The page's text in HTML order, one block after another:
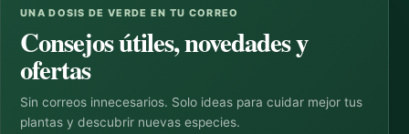
UNA DOSIS DE VERDE EN TU CORREO
Consejos útiles, novedades y
ofertas
Sin correos innecesarios. Solo ideas para cuidar mejor tus
plantas y descubrir nuevas especies.